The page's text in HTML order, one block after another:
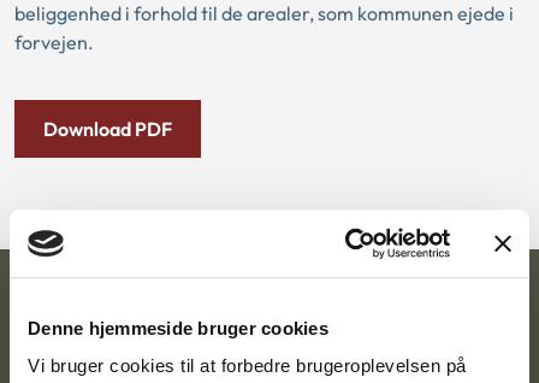
Denne hjemmeside bruger cookies
Vi bruger cookies til at forbedre brugeroplevelsen på
beliggenhed i forhold til de arealer, som kommunen ejede i
forvejen.
Download PDF